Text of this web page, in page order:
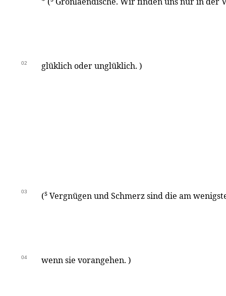
02 glüklich oder unglüklich. )
03 (s Vergnügen und Schmerz sind die am
04 wenn sie vorangehen. )